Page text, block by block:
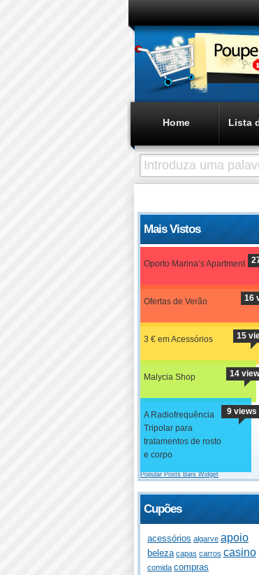
Home Lista
Mais Vistos
Oporto Marina’s Apartment
Ofertas de Verão 16
3 € em Acessórios 15
Malycia Shop 14
A Radiofrequência
Tripolar para
tratamentos de rosto
e corpo
9 views
Popular Posts Bars Widget
Cupões
acessórios algarve apoio
beleza capas carros casino
comida compras